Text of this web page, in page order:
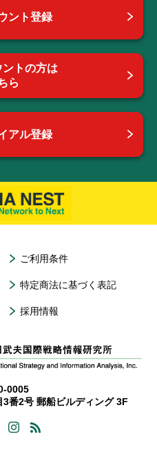
ント登録
トの方は
ら
アル登録
ご利用条件
特定商法に基づく表記
採用情報
0005
番2号 郵船ビルディング 3F